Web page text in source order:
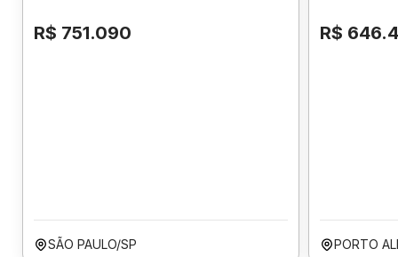
R$ 751.090
SÃO PAULO/SP
R$
PORTO